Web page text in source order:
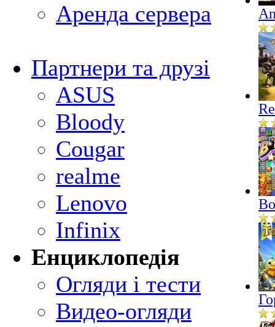
Аренда сервера
Партнери та друзі
ASUS
Bloody
Cougar
realme
Lenovo
Infinix
Енциклопедія
Огляди і тести
Видео-огляди